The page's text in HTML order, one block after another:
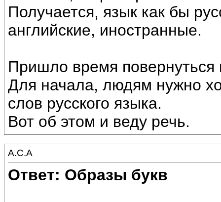
Получается, язык как бы
английские, иностранные.
Пришло время повернуться
Для начала, людям нужно
слов русского языка.
Вот об этом и веду речь.
А.С.А
Ответ: Образы букв